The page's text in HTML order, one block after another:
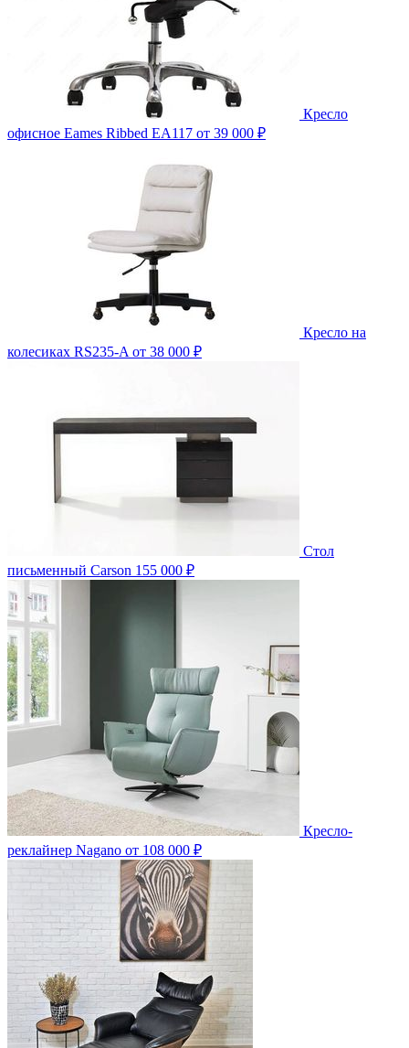
Кресло
офисное Eames Ribbed EA117 от 39 000 ₽
Кресло на
колесиках RS235-A от 38 000 ₽
Стол
письменный Carson 155 000 ₽
Кресло-
реклайнер Nagano от 108 000 ₽